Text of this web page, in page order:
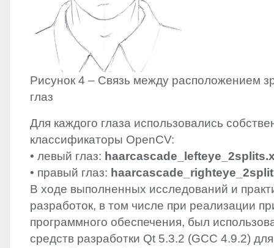
Рисунок 4 – Связь между расположением
глаз
Для каждого глаза использовались
классификаторы OpenCV:
• левый глаз:
• правый глаз:
В ходе выполненных исследований и
разработок, в том числе при реализации
программного обеспечения, был
средств разработки Qt 5.3.2 (GCC 4.9.2)